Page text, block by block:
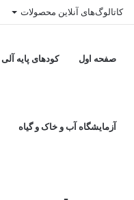
کاتالوگ‌های آنلاین محصولات
صفحه اول کودهای پایه آلی
آزمایشگاه آب و خاک و گیاه